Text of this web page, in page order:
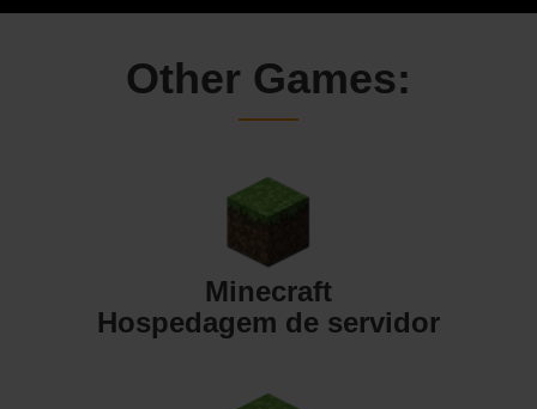
Other Games:
Minecraft
Hospedagem de servidor